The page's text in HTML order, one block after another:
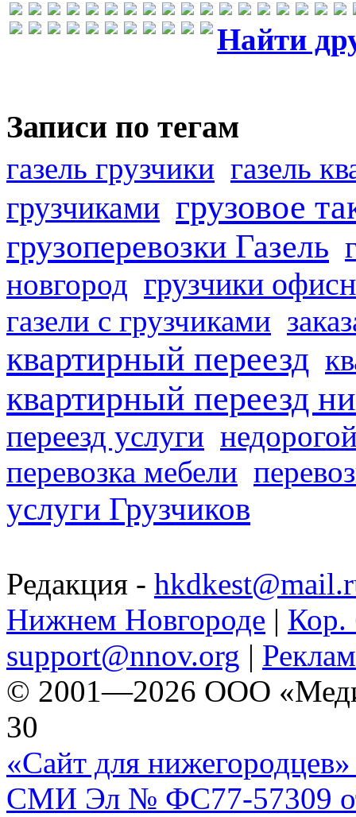
Найти
Записи по тегам
газель грузчики газель
грузчиками грузовое
грузоперевозки Газель
новгород грузчики
газели с грузчиками
квартирный переезд
квартирный переезд
переезд услуги
перевозка мебели
услуги Грузчиков
Редакция -
Нижнем Новгороде | Кор.
support@nnov.org |
© 2001—2026 ООО
30
«Сайт для нижегородцев»
СМИ Эл № ФС77-57309